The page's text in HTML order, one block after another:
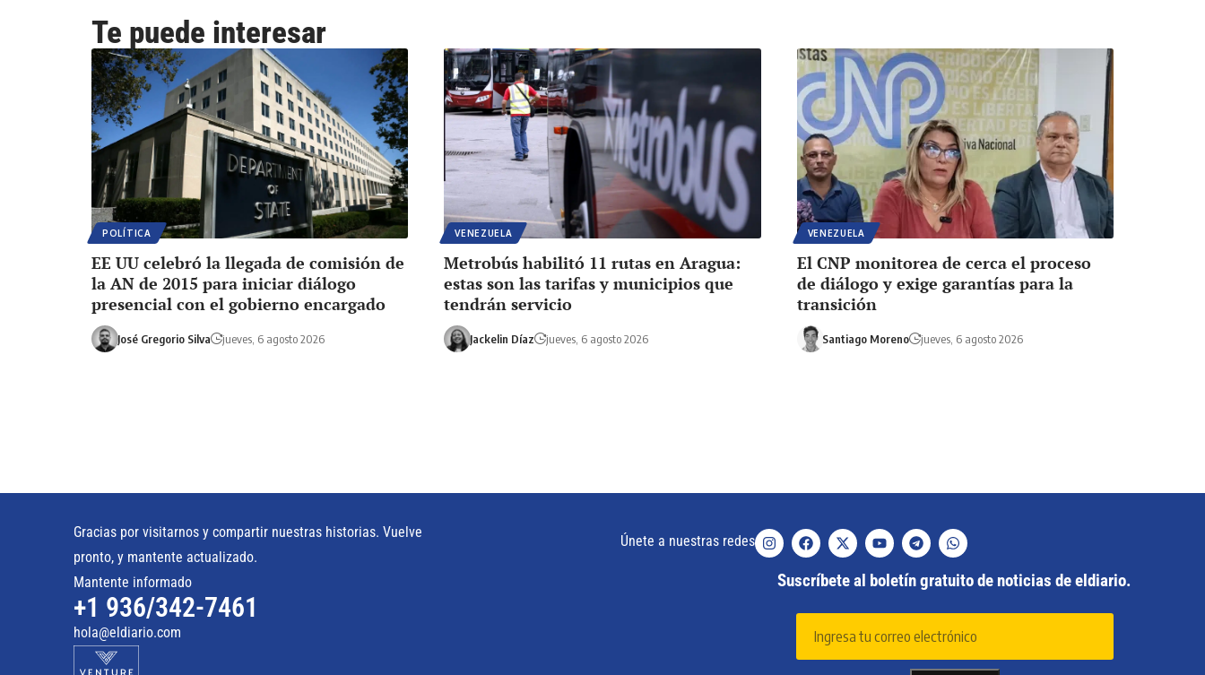
Te puede interesar
POLÍTICA
EE UU celebró la llegada de comisión de
la AN de 2015 para iniciar diálogo
presencial con el gobierno encargado
José Gregorio Silva jueves, 6 agosto 2026
VENEZUELA
Metrobús habilitó 11 rutas en Aragua:
estas son las tarifas y municipios que
tendrán servicio
Jackelin Díaz jueves, 6 agosto 2026
VENEZUELA
El CNP monitorea de cerca el proceso
de diálogo y exige garantías para la
transición
Santiago Moreno jueves, 6 agosto 2026
Gracias por visitarnos y compartir nuestras historias. Vuelve
pronto, y mantente actualizado.
Mantente informado
+1 936/342-7461
hola@eldiario.com
Únete a nuestras redes
Suscríbete al boletín gratuito de noticias de eldiario.